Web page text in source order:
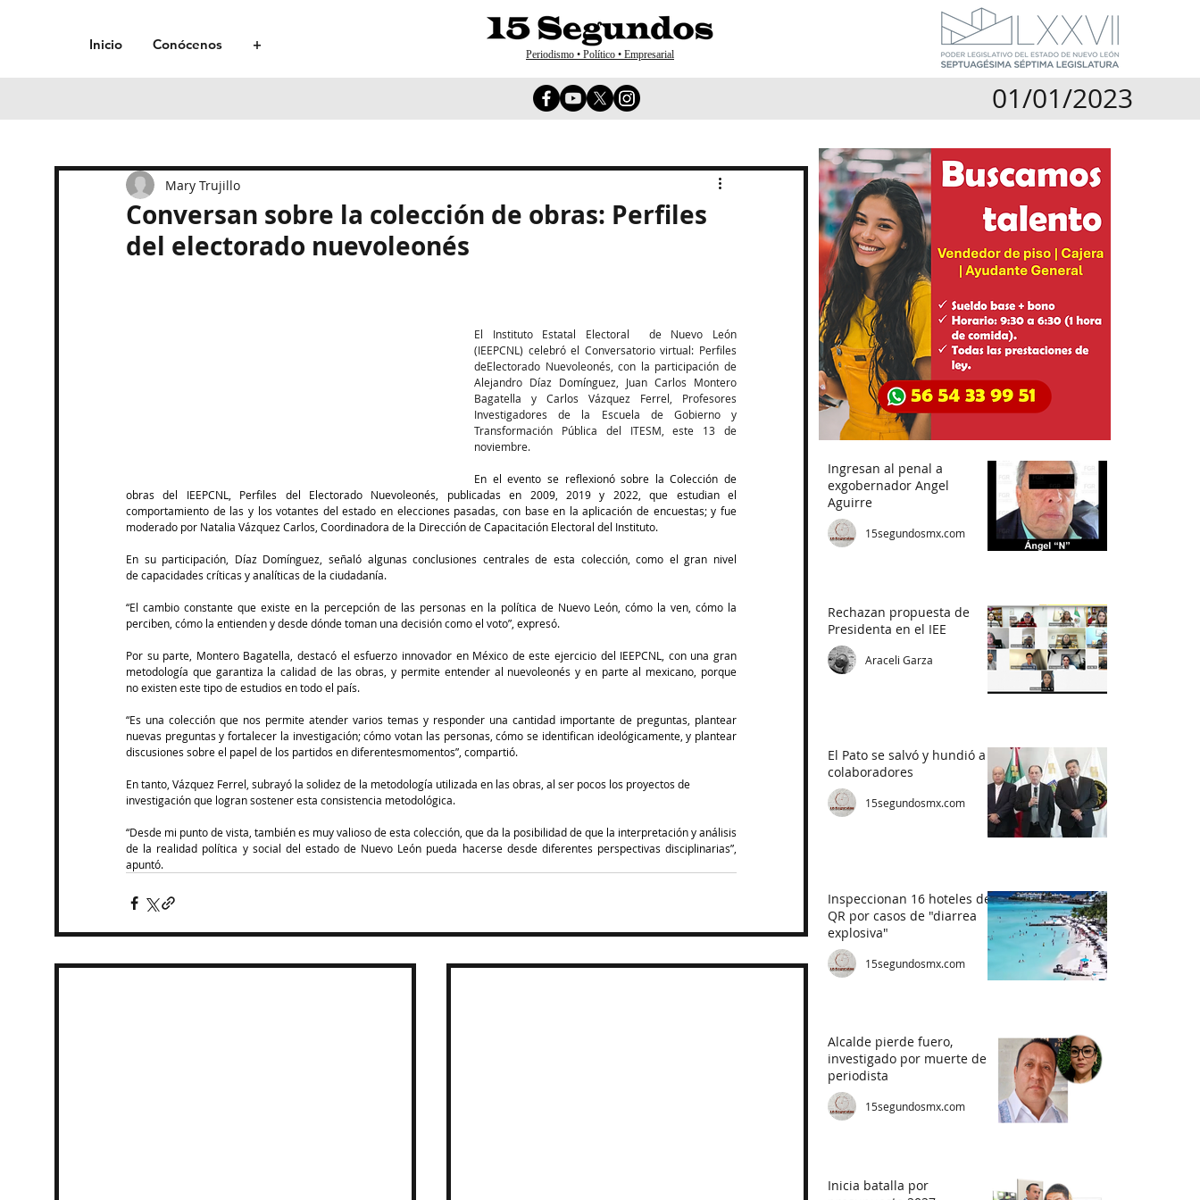
Inicio Conócenos +
Periodismo • Político • Empresarial
01/01/2023
Conversan sobre la colección de obras: Perfiles
del electorado nuevoleonés
Mary Trujillo
El Instituto Estatal Electoral  de Nuevo León
(IEEPCNL) celebró el Conversatorio virtual: Perfiles
deElectorado Nuevoleonés, con la participación de
Alejandro Díaz Domínguez, Juan Carlos Montero
Bagatella y Carlos Vázquez Ferrel, Profesores
Investigadores de la Escuela de Gobierno y
Transformación Pública del ITESM, este 13 de
noviembre.
En el evento se reflexionó sobre la Colección de
obras del IEEPCNL, Perfiles del Electorado Nuevoleonés, publicadas en 2009, 2019 y 2022, que estudian el
comportamiento de las y los votantes del estado en elecciones pasadas, con base en la aplicación de encuestas; y fue
moderado por Natalia Vázquez Carlos, Coordinadora de la Dirección de Capacitación Electoral del Instituto.
En su participación, Díaz Domínguez, señaló algunas conclusiones centrales de esta colección, como el gran nivel
de capacidades críticas y analíticas de la ciudadanía.
“El cambio constante que existe en la percepción de las personas en la política de Nuevo León, cómo la ven, cómo la
perciben, cómo la entienden y desde dónde toman una decisión como el voto”, expresó.
Por su parte, Montero Bagatella, destacó el esfuerzo innovador en México de este ejercicio del IEEPCNL, con una gran
metodología que garantiza la calidad de las obras, y permite entender al nuevoleonés y en parte al mexicano, porque
no existen este tipo de estudios en todo el país.
“Es una colección que nos permite atender varios temas y responder una cantidad importante de preguntas, plantear
nuevas preguntas y fortalecer la investigación; cómo votan las personas, cómo se identifican ideológicamente, y plantear
discusiones sobre el papel de los partidos en diferentesmomentos”, compartió.
En tanto, Vázquez Ferrel, subrayó la solidez de la metodología utilizada en las obras, al ser pocos los proyectos de
investigación que logran sostener esta consistencia metodológica.
“Desde mi punto de vista, también es muy valioso de esta colección, que da la posibilidad de que la interpretación y análisis
de la realidad política y social del estado de Nuevo León pueda hacerse desde diferentes perspectivas disciplinarias”,
apuntó.
Ingresan al penal a
exgobernador Angel
Aguirre
15segundosmx.com
Rechazan propuesta de
Presidenta en el IEE
Araceli Garza
El Pato se salvó y hundió a
colaboradores
15segundosmx.com
Inspeccionan 16 hoteles de
QR por casos de "diarrea
explosiva"
15segundosmx.com
Alcalde pierde fuero,
investigado por muerte de
periodista
15segundosmx.com
Inicia batalla por